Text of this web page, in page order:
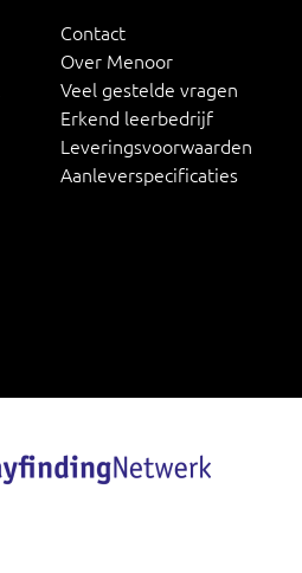
Contact
Over Menoor
Veel gestelde vragen
Erkend leerbedrijf
Leveringsvoorwaarden
Aanleverspecificaties